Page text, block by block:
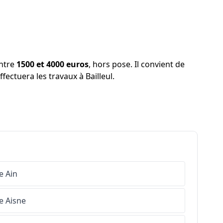
1500 et 4000 euros, hors pose. Il convient de
les travaux à Bailleul.
Ain
Aisne